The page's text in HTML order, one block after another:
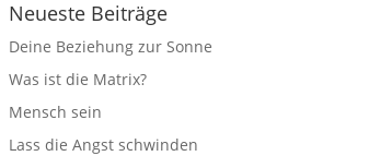
Neueste Beiträge
Deine Beziehung zur Sonne
Was ist die Matrix?
Mensch sein
Lass die Angst schwinden